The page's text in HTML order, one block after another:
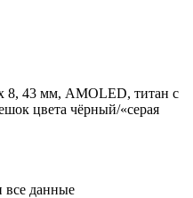
8, 43 мм, AMOLED, титан с
цвета чёрный/«серая
все данные